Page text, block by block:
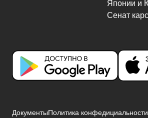
ДокументыПолитика конфедициальности